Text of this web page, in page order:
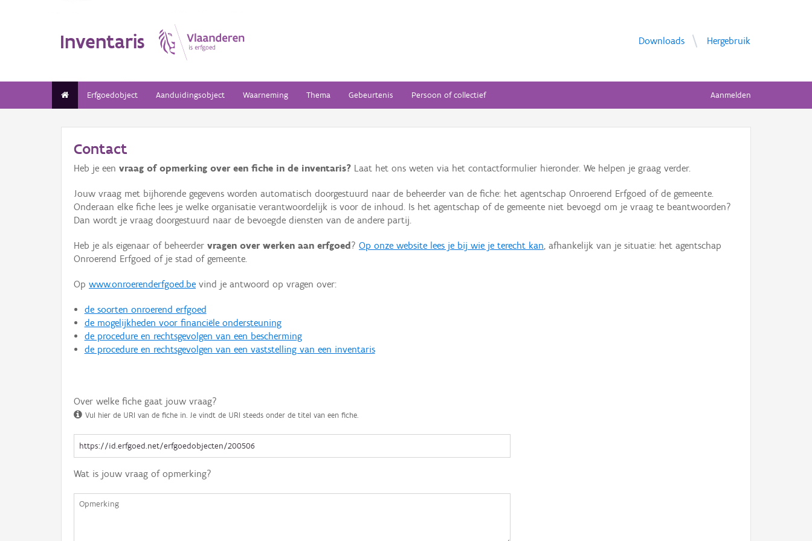
Inventaris Downloads Hergebruik
Erfgoedobject Aanduidingsobject Waarneming Thema Gebeurtenis Persoon of collectief Aanmelden
Contact
Heb je een vraag of opmerking over een fiche in de inventaris? Laat het ons weten via het contactformulier hieronder. We helpen je graag verder.
Jouw vraag met bijhorende gegevens worden automatisch doorgestuurd naar de beheerder van de fiche: het agentschap Onroerend Erfgoed of de gemeente.
Onderaan elke fiche lees je welke organisatie verantwoordelijk is voor de inhoud. Is het agentschap of de gemeente niet bevoegd om je vraag te beantwoorden?
Dan wordt je vraag doorgestuurd naar de bevoegde diensten van de andere partij.
Heb je als eigenaar of beheerder vragen over werken aan erfgoed ? Op onze website lees je bij wie je terecht kan, afhankelijk van je situatie: het agentschap
Onroerend Erfgoed of je stad of gemeente.
Op www.onroerenderfgoed.be vind je antwoord op vragen over:
de soorten onroerend erfgoed
de mogelijkheden voor financiële ondersteuning
de procedure en rechtsgevolgen van een bescherming
de procedure en rechtsgevolgen van een vaststelling van een inventaris
Over welke fiche gaat jouw vraag?
Vul hier de URI van de fiche in. Je vindt de URI steeds onder de titel van een fiche.
Wat is jouw vraag of opmerking?